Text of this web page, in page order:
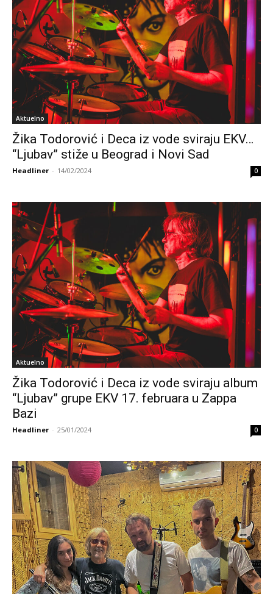
Aktuelno
Žika Todorović i Deca iz vode sviraju EKV…
“Ljubav” stiže u Beograd i Novi Sad
Headliner - 14/02/2024 0
Aktuelno
Žika Todorović i Deca iz vode sviraju album
“Ljubav” grupe EKV 17. februara u Zappa
Bazi
Headliner - 25/01/2024 0